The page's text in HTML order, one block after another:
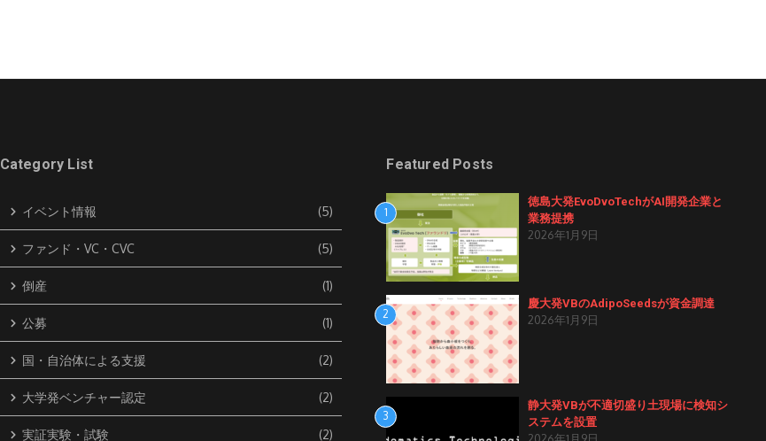
Category List
イベント情報 (5)
ファンド・VC・CVC (5)
倒産 (1)
公募 (1)
国・自治体による支援 (2)
大学発ベンチャー認定 (2)
実証実験・試験 (2)
Featured Posts
1
徳島大発EvoDvoTechがAI開発企業と
業務提携
2026年1月9日
2
慶大発VBのAdipoSeedsが資金調達
2026年1月9日
3
静大発VBが不適切盛り土現場に検知シ
ステムを設置